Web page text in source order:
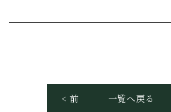
< 前 一覧へ戻る